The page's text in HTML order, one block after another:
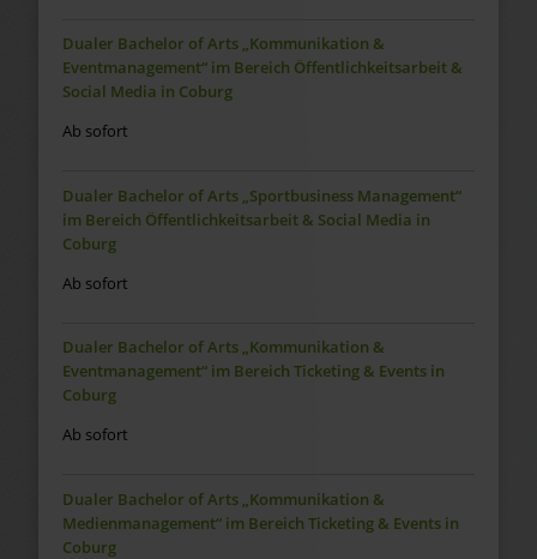
Dualer Bachelor of Arts „Kommunikation &
Eventmanagement“ im Bereich Öffentlichkeitsarbeit &
Social Media in Coburg
Ab sofort
Dualer Bachelor of Arts „Sportbusiness Management“
im Bereich Öffentlichkeitsarbeit & Social Media in
Coburg
Ab sofort
Dualer Bachelor of Arts „Kommunikation &
Eventmanagement“ im Bereich Ticketing & Events in
Coburg
Ab sofort
Dualer Bachelor of Arts „Kommunikation &
Medienmanagement“ im Bereich Ticketing & Events in
Coburg